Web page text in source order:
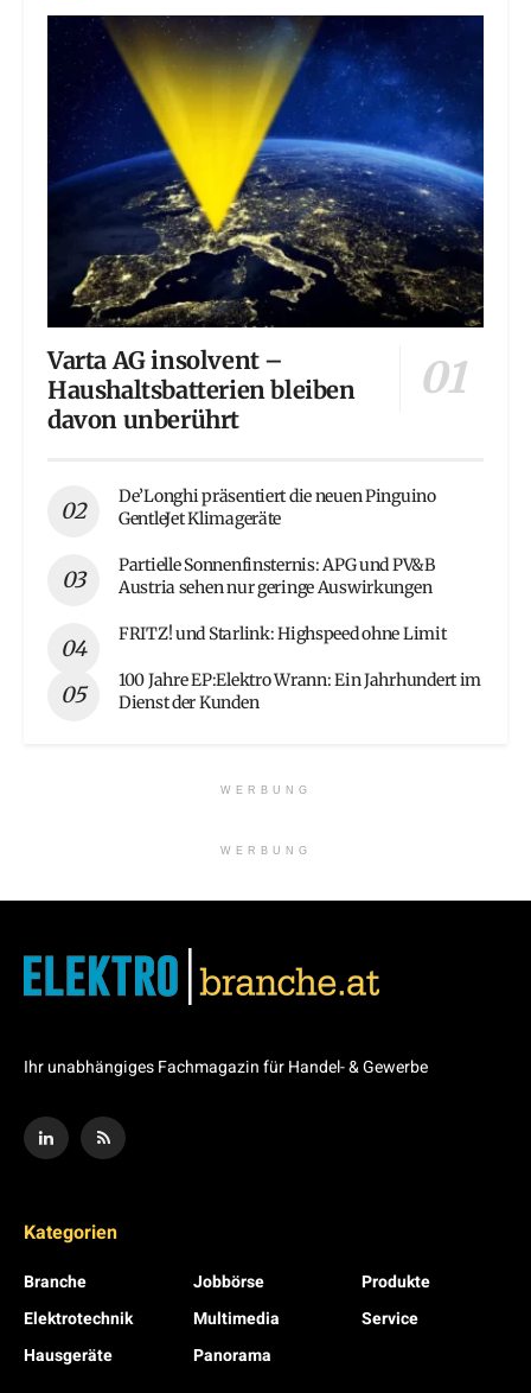
Varta AG insolvent –
Haushaltsbatterien bleiben
davon unberührt
De’Longhi präsentiert die neuen Pinguino
GentleJet Klimageräte
Partielle Sonnenfinsternis: APG und PV&B
Austria sehen nur geringe Auswirkungen
FRITZ! und Starlink: Highspeed ohne Limit
100 Jahre EP:Elektro Wrann: Ein Jahrhundert im
Dienst der Kunden
WERBUNG
WERBUNG
Ihr unabhängiges Fachmagazin für Handel- & Gewerbe
Kategorien
Branche
Elektrotechnik
Hausgeräte
Jobbörse
Multimedia
Panorama
Produkte
Service